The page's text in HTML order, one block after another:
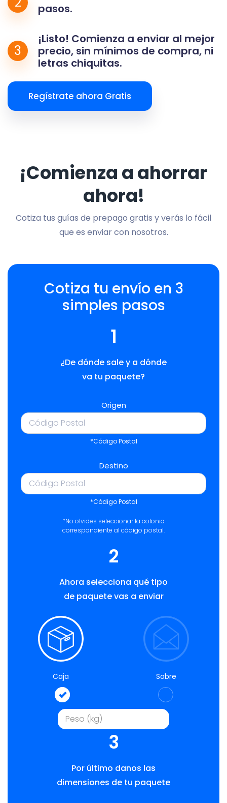
pasos.
3
¡Listo! Comienza a enviar al mejor
precio, sin mínimos de compra, ni
letras chiquitas.
Regístrate ahora Gratis
¡Comienza a ahorrar
ahora!
Cotiza tus guías de prepago gratis y verás lo fácil
que es enviar con nosotros.
Cotiza tu envío en 3
simples pasos
1
¿De dónde sale y a dónde
va tu paquete?
Origen
*Código Postal
Destino
*Código Postal
*No olvides seleccionar la colonia
correspondiente al código postal.
2
Ahora selecciona qué tipo
de paquete vas a enviar
Caja Sobre
3
Por último danos las
dimensiones de tu paquete